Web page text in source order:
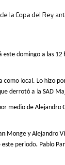
la Copa del Rey
domingo a las
como local. Lo hizo
derrotó a la SAD
medio de
Monge y Alejandro
periodo. Pablo